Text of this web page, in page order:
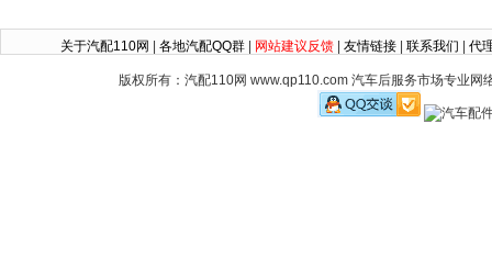
关于汽配110网 各地汽配QQ群 网站建议反馈 友情链接 联系我们 代
版权所有：汽配110网 www.qp110.com 汽车后服务市场专业网